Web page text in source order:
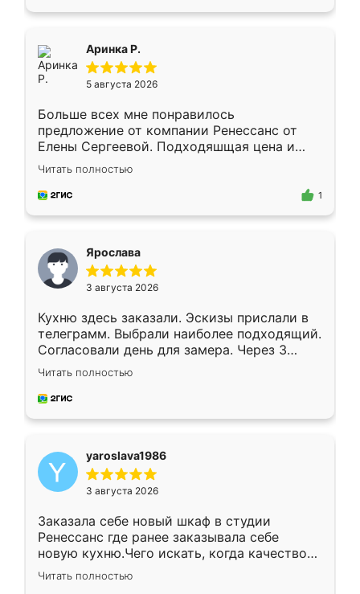
Аринка Р.
5 августа 2026
Больше всех мне понравилось
предложение от компании Ренессанс от
Елены Сергеевой. Подходяшщая цена и
короткие сроки изготовления. Приехавший
для замера сотрудник Владислав
предложил по моему эскизу самый
Читать полностью
1
Ярослава
3 августа 2026
Кухню здесь заказали. Эскизы прислали в
телеграмм. Выбрали наиболее подходящий.
Согласовали день для замера. Через 3
недели кухня была уже готова. Остались
довольны работой. Спасибо Ренессанс
мебель за качественную работу!
Читать полностью
yaroslava1986
3 августа 2026
Заказала себе новый шкаф в студии
Ренессанс где ранее заказывала себе
новую кухню.Чего искать, когда качеством
вполне довольна. Служит кухня уже почти
два года, нареканий нет.
Читать полностью